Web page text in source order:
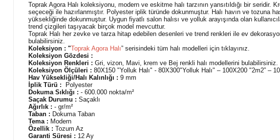
Toprak Agora Halı koleksiyonu, modern ve eskitme halı tarzının yansıtıldığı bir
seçeceği ile hazırlanmıştır. Polyester iplik türünde dokunmuştur. Halı havın ve tozuna
yüksekliğinde dokunmuştur. Uygun fiyatlı salon halısı ve yolluk arayışında olan
trend çizgileri taşıyacak birçok model mevcuttur.
Toprak Halı her zevke ve tarza hitap edebilen desenleri ve trend renkleri ile ev
bulabilirsiniz.
Koleksiyon : "Toprak Agora Halı” serisindeki tüm halı modelleri için tıklayınız.
Koleksiyon Gözdesi :
Koleksiyon Renkleri : Gri, vizon, Mavi, krem ve Bej renkli halı modellerini bulabilirsiniz.
Koleksiyon Ölçüleri : 80X150 "Yolluk Halı" - 80X300"Yolluk Halı" – 100X200 "2m2” –
Hav Yüksekliği/Halı Kalınlığı : 9 mm
İplik Türü : Polyester
Dokuma Sıklığı : - 600.000 nokta/m²
Saçak Durumu : Saçaklı
Ağırlık : - gr/m²
Taban : Dokuma Taban
Tema : Modern
Özellik : Tozum Az
Garanti Süresi : 12 Ay